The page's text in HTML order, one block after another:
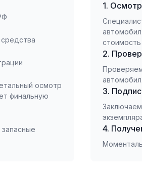
осмотр
финальную
1.
стоимость
2.
3.
4.